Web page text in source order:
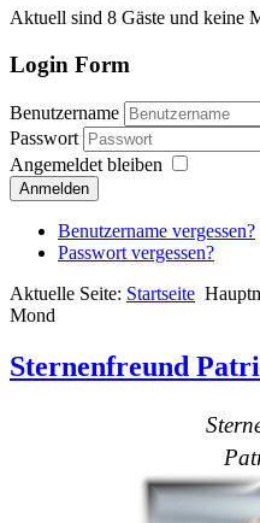
Aktuell sind 8 Gäste und keine
Login Form
Benutzername
Passwort
Angemeldet bleiben
Anmelden
Benutzername vergessen?
Passwort vergessen?
Aktuelle Seite: Startseite
Mond
Sternenfreund